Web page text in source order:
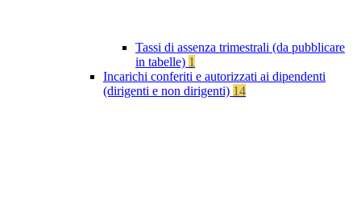
Tassi di assenza trimestrali (da pubblicare
in tabelle) 1
Incarichi conferiti e autorizzati ai dipendenti
(dirigenti e non dirigenti) 14